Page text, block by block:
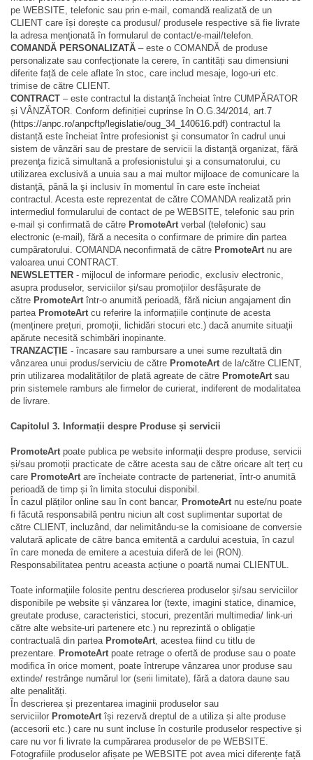
pe WEBSITE, telefonic sau prin e-mail, comandă realizată de un
CLIENT care își dorește ca produsul/ produsele respective să fie livrate
la adresa menționată în formularul de contact/e-mail/telefon.
COMANDĂ PERSONALIZATĂ – este o COMANDĂ de produse
personalizate sau confecționate la cerere, în cantități sau dimensiuni
diferite față de cele aflate în stoc, care includ mesaje, logo-uri etc.
trimise de către CLIENT.
CONTRACT – este contractul la distanță încheiat între CUMPĂRATOR
și VÂNZĂTOR. Conform definiției cuprinse în O.G.34/2014, art.7
(https://anpc.ro/anpcftp/legislatie/oug_34_140616.pdf) contractul la
distanță este încheiat între profesionist şi consumator în cadrul unui
sistem de vânzări sau de prestare de servicii la distanţă organizat, fără
prezenţa fizică simultană a profesionistului şi a consumatorului, cu
utilizarea exclusivă a unuia sau a mai multor mijloace de comunicare la
distanţă, până la şi inclusiv în momentul în care este încheiat
contractul. Acesta este reprezentat de către COMANDA realizată prin
intermediul formularului de contact de pe WEBSITE, telefonic sau prin
e-mail și confirmată de către PromoteArtverbal (telefonic) sau
electronic (e-mail), fără a necesita o confirmare de primire din partea
cumpăratorului. COMANDA neconfirmată de către PromoteArtnu are
valoarea unui CONTRACT.
NEWSLETTER - mijlocul de informare periodic, exclusiv electronic,
asupra produselor, serviciilor și/sau promoțiilor desfășurate de
către PromoteArtîntr-o anumită perioadă, fără niciun angajament din
partea PromoteArtcu referire la informațiile conținute de acesta
(menținere prețuri, promoții, lichidări stocuri etc.) dacă anumite situații
apărute necesită schimbări inopinante.
TRANZACȚIE - încasare sau rambursare a unei sume rezultată din
vânzarea unui produs/serviciu de către PromoteArtde la/către CLIENT,
prin utilizarea modalităților de plată agreate de către PromoteArtsau
prin sistemele ramburs ale firmelor de curierat, indiferent de modalitatea
de livrare.
Capitolul 3. Informații despre Produse și servicii
PromoteArtpoate publica pe website informații despre produse, servicii
și/sau promoții practicate de către acesta sau de către oricare alt terț cu
care PromoteArtare încheiate contracte de parteneriat, într-o anumită
perioadă de timp și în limita stocului disponibil.
În cazul plăților online sau în cont bancar, PromoteArtnu este/nu poate
fi făcută responsabilă pentru niciun alt cost suplimentar suportat de
către CLIENT, incluzând, dar nelimitându-se la comisioane de conversie
valutară aplicate de către banca emitentă a cardului acestuia, în cazul
în care moneda de emitere a acestuia diferă de lei (RON).
Responsabilitatea pentru aceasta acțiune o poartă numai CLIENTUL.
Toate informațiile folosite pentru descrierea produselor și/sau serviciilor
disponibile pe website și vânzarea lor (texte, imagini statice, dinamice,
greutate produse, caracteristici, stocuri, prezentări multimedia/ link-uri
către alte website-uri partenere etc.) nu reprezintă o obligație
contractuală din partea PromoteArt, acestea fiind cu titlu de
prezentare. PromoteArtpoate retrage o ofertă de produse sau o poate
modifica în orice moment, poate întrerupe vânzarea unor produse sau
extinde/ restrânge numărul lor (serii limitate), fără a datora daune sau
alte penalități.
În descrierea și prezentarea imaginii produselor sau
serviciilor PromoteArtîși rezervă dreptul de a utiliza și alte produse
(accesorii etc.) care nu sunt incluse în costurile produselor respective și
care nu vor fi livrate la cumpărarea produselor de pe WEBSITE.
Fotografiile produselor afișate pe WEBSITE pot avea mici diferențe față